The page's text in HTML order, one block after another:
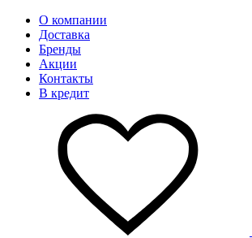
О компании
Доставка
Бренды
Акции
Контакты
В кредит